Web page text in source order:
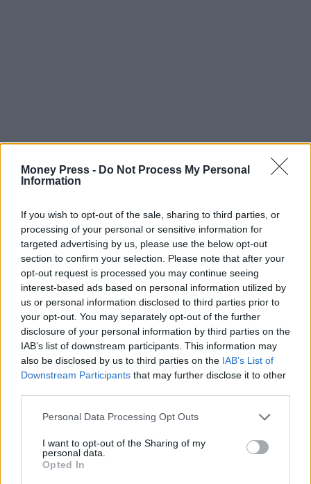
Money Press - Do Not Process My Personal
Information
If you wish to opt-out of the sale, sharing to third parties, or
processing of your personal or sensitive information for
targeted advertising by us, please use the below opt-out
section to confirm your selection. Please note that after your
opt-out request is processed you may continue seeing
interest-based ads based on personal information utilized by
us or personal information disclosed to third parties prior to
your opt-out. You may separately opt-out of the further
disclosure of your personal information by third parties on the
IAB’s list of downstream participants. This information may
also be disclosed by us to third parties on the IAB’s List of
Downstream Participants that may further disclose it to other
Personal Data Processing Opt Outs
I want to opt-out of the Sharing of my
personal data.
Opted In